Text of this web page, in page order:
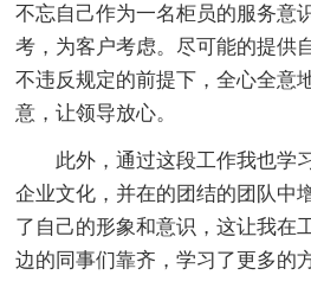
不忘自己作为一名柜员的服务意
考，为客户考虑。尽可能的提供
不违反规定的前提下，全心全意
意，让领导放心。
此外，通过这段工作我也学
企业文化，并在的团结的团队中
了自己的形象和意识，这让我在
边的同事们靠齐，学习了更多的